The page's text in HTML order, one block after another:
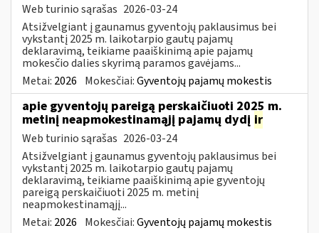
Web turinio sąrašas 2026-03-24
Atsižvelgiant į gaunamus gyventojų paklausimus bei
vykstantį 2025 m. laikotarpio gautų pajamų
deklaravimą, teikiame paaiškinimą apie pajamų
mokesčio dalies skyrimą paramos gavėjams...
Metai: 2026 Mokesčiai:Gyventojų pajamų mokestis
apie gyventojų pareigą perskaičiuoti 2025 m.
metinį neapmokestinamąjį pajamų dydį ir
Web turinio sąrašas 2026-03-24
Atsižvelgiant į gaunamus gyventojų paklausimus bei
vykstantį 2025 m. laikotarpio gautų pajamų
deklaravimą, teikiame paaiškinimą apie gyventojų
pareigą perskaičiuoti 2025 m. metinį
neapmokestinamąjį...
Metai: 2026 Mokesčiai:Gyventojų pajamų mokestis